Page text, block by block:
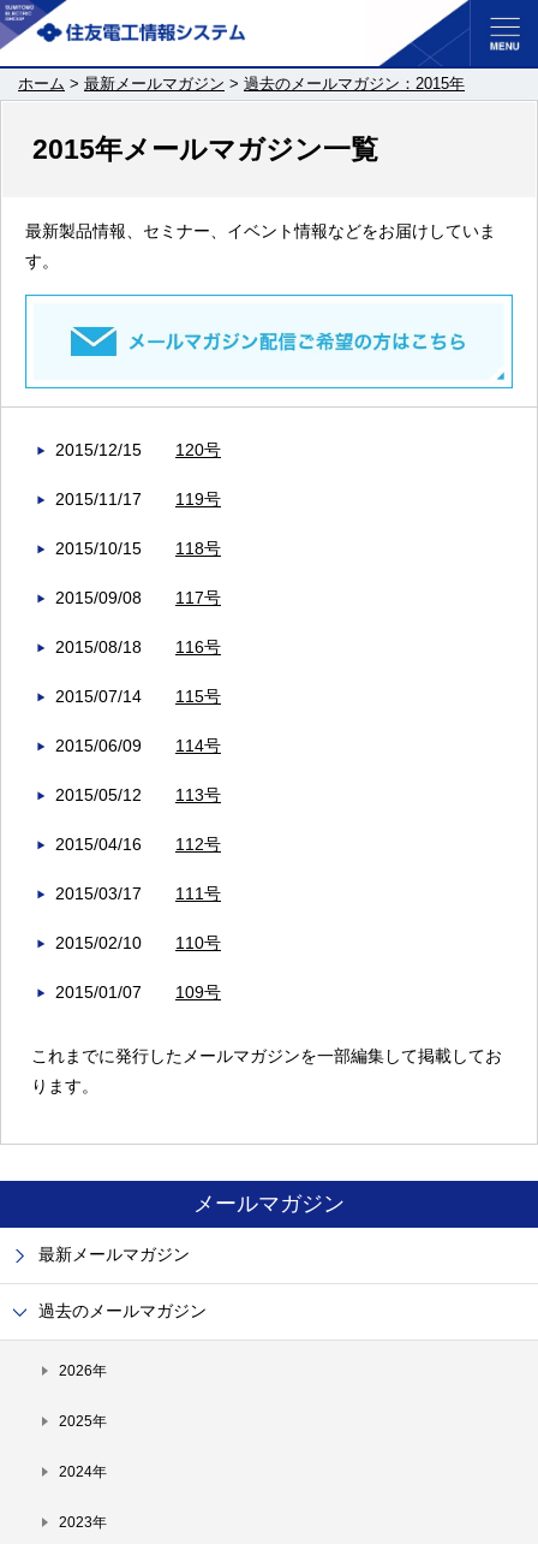
ホーム > 最新メールマガジン > 過去のメールマガジン：2015年
2015年メールマガジン一覧
最新製品情報、セミナー、イベント情報などをお届けしていま
す。
2015/12/15 120号
2015/11/17 119号
2015/10/15 118号
2015/09/08 117号
2015/08/18 116号
2015/07/14 115号
2015/06/09 114号
2015/05/12 113号
2015/04/16 112号
2015/03/17 111号
2015/02/10 110号
2015/01/07 109号
これまでに発行したメールマガジンを一部編集して掲載してお
ります。
メールマガジン
最新メールマガジン
過去のメールマガジン
2026年
2025年
2024年
2023年